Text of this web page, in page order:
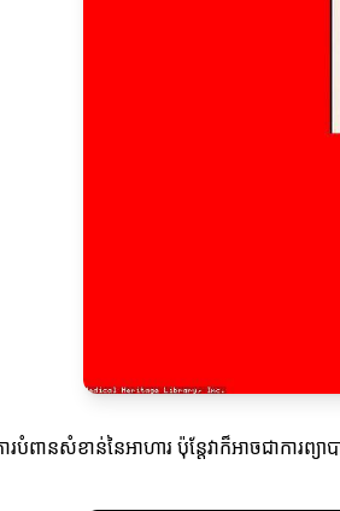
របំពានសំខាន់នៃអាហារ ប៉ុន្តែវាក៏អាចជាការព្